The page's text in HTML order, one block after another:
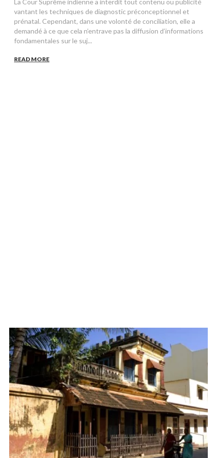
vantant les techniques de diagnostic préconceptionnel et
prénatal. Cependant, dans une volonté de conciliation, elle a
demandé à ce que cela n’entrave pas la diffusion d’informations
fondamentales sur le suj...
READ MORE